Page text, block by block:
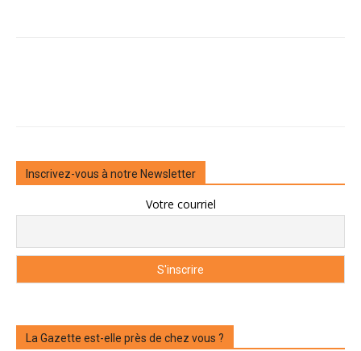
Inscrivez-vous à notre Newsletter
Votre courriel
La Gazette est-elle près de chez vous ?